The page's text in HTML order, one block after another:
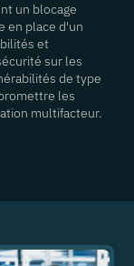
un blocage
en place d'un
et
sur les
de type
les
multifacteur.